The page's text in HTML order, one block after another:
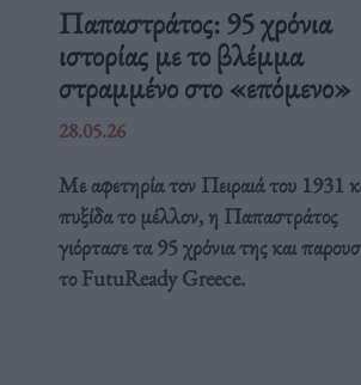
Παπαστράτος: 95 χρόνια
ιστορίας με το βλέμμα
στραμμένο στο «επόμενο»
28.05.26
Με αφετηρία τον Πειραιά του 1931
πυξίδα το μέλλον, η Παπαστράτος
γιόρτασε τα 95 χρόνια της και
το FutuReady Greece.